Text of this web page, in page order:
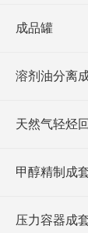
成品罐
溶剂油分离
天然气轻烃
甲醇精制成
压力容器成